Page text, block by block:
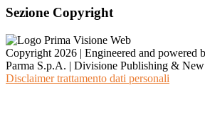
Sezione Copyright
Copyright 2026 | Engineered and powered
Parma S.p.A. | Divisione Publishing &
Disclaimer trattamento dati personali